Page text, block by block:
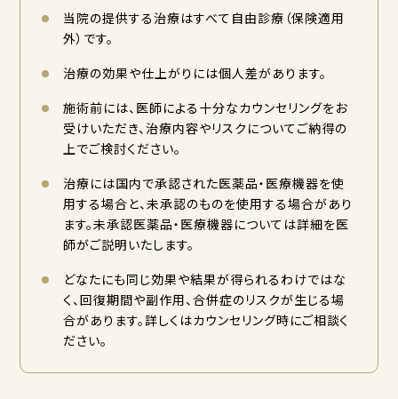
当院の提供する治療はすべて自由診療（保険適用
外）です。
治療の効果や仕上がりには個人差があります。
施術前には、医師による十分なカウンセリングをお
受けいただき、治療内容やリスクについてご納得の
上でご検討ください。
治療には国内で承認された医薬品・医療機器を使
用する場合と、未承認のものを使用する場合があり
ます。未承認医薬品・医療機器については詳細を医
師がご説明いたします。
どなたにも同じ効果や結果が得られるわけではな
く、回復期間や副作用、合併症のリスクが生じる場
合があります。詳しくはカウンセリング時にご相談く
ださい。